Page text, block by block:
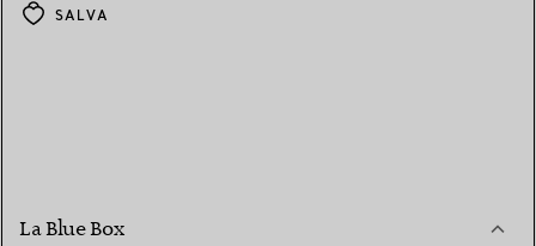
SALVA
La Blue Box